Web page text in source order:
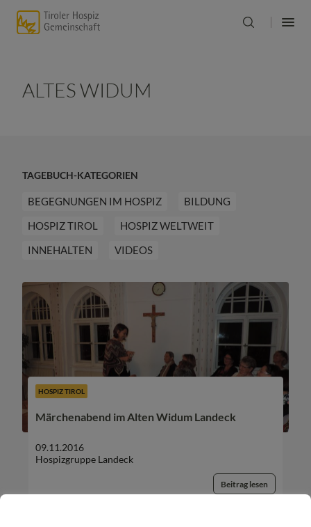
ALTES WIDUM
TAGEBUCH-KATEGORIEN
BEGEGNUNGEN IM HOSPIZ
BILDUNG
HOSPIZ TIROL
HOSPIZ WELTWEIT
INNEHALTEN
VIDEOS
HOSPIZ TIROL
Märchenabend im Alten Widum Landeck
09.11.2016
Hospizgruppe Landeck
Beitrag lesen